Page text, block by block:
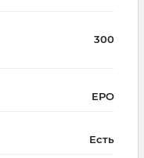
300
EPO
Есть